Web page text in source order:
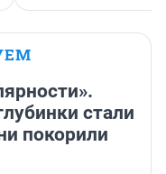
стали
покорили